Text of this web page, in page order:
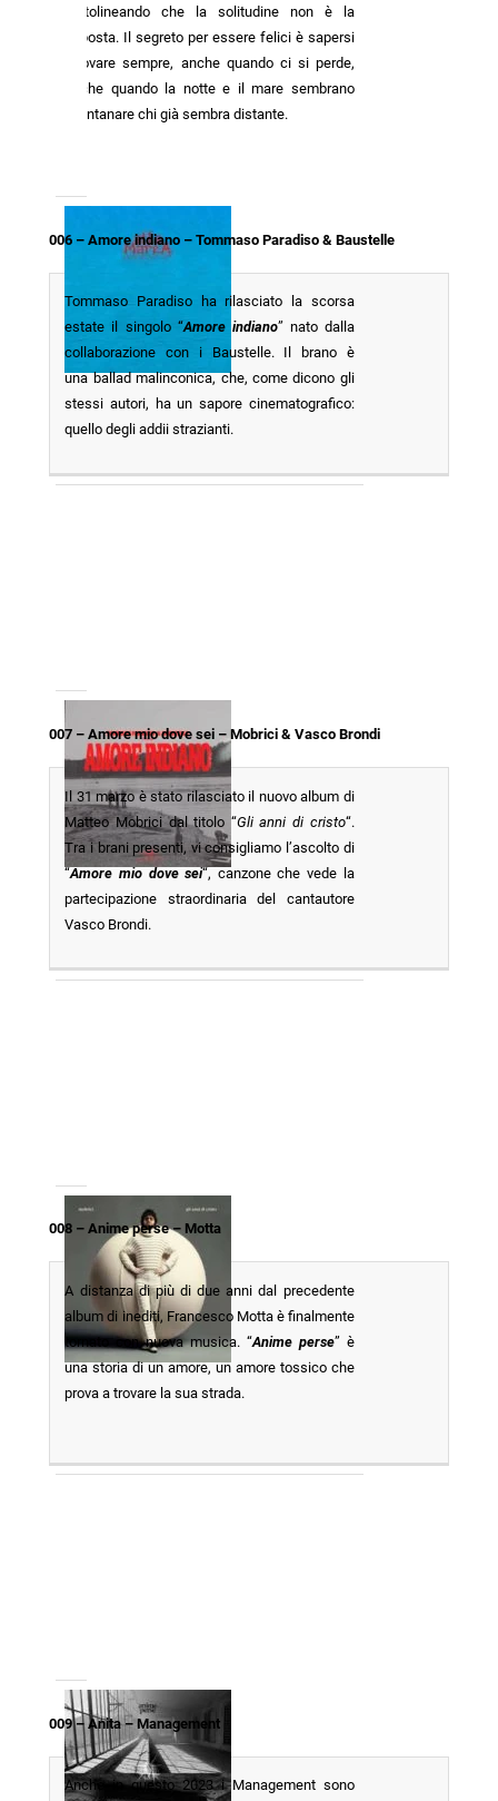
sottolineando che la solitudine non è la
risposta. Il segreto per essere felici è sapersi
ritrovare sempre, anche quando ci si perde,
anche quando la notte e il mare sembrano
allontanare chi già sembra distante.
006 – Amore indiano – Tommaso Paradiso & Baustelle
Tommaso Paradiso ha rilasciato la scorsa
estate il singolo “Amore indiano” nato dalla
collaborazione con i Baustelle. Il brano è
una ballad malinconica, che, come dicono gli
stessi autori, ha un sapore cinematografico:
quello degli addii strazianti.
007 – Amore mio dove sei – Mobrici & Vasco Brondi
Il 31 marzo è stato rilasciato il nuovo album di
Matteo Mobrici dal titolo “Gli anni di cristo“.
Tra i brani presenti, vi consigliamo l’ascolto di
“Amore mio dove sei“, canzone che vede la
partecipazione straordinaria del cantautore
Vasco Brondi.
008 – Anime perse – Motta
A distanza di più di due anni dal precedente
album di inediti, Francesco Motta è finalmente
tornato con nuova musica. “Anime perse” è
una storia di un amore, un amore tossico che
prova a trovare la sua strada.
009 – Anita – Management
Anche in questo 2023 i Management sono